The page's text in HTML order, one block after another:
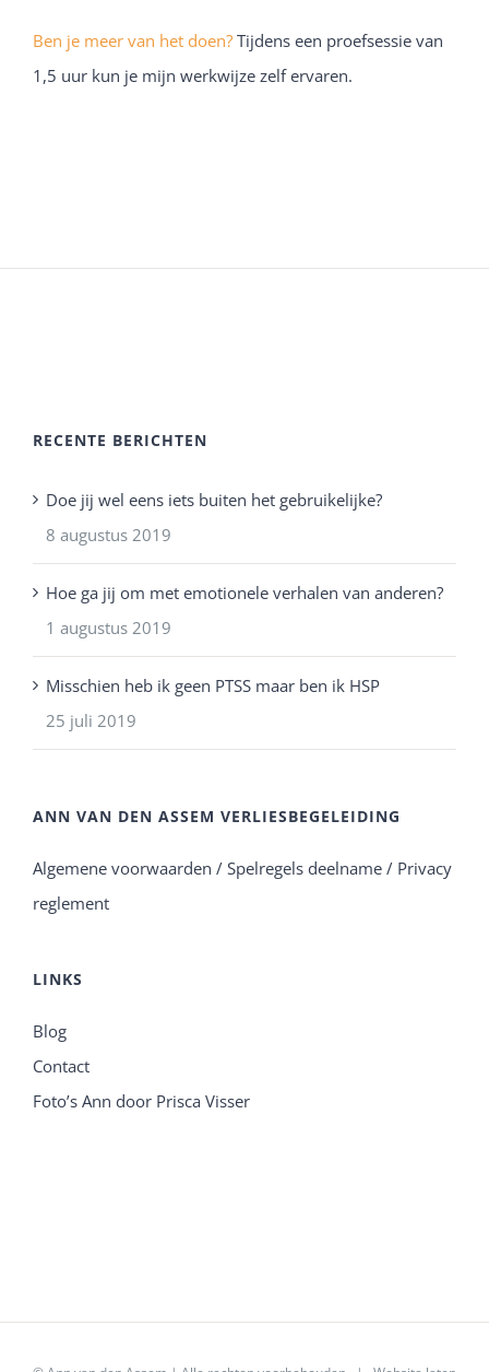
Ben je meer van het doen? Tijdens een proefsessie van
1,5 uur kun je mijn werkwijze zelf ervaren.
RECENTE BERICHTEN
Doe jij wel eens iets buiten het gebruikelijke?
8 augustus 2019
Hoe ga jij om met emotionele verhalen van anderen?
1 augustus 2019
Misschien heb ik geen PTSS maar ben ik HSP
25 juli 2019
ANN VAN DEN ASSEM VERLIESBEGELEIDING
Algemene voorwaarden / Spelregels deelname / Privacy
reglement
LINKS
Blog
Contact
Foto’s Ann door Prisca Visser